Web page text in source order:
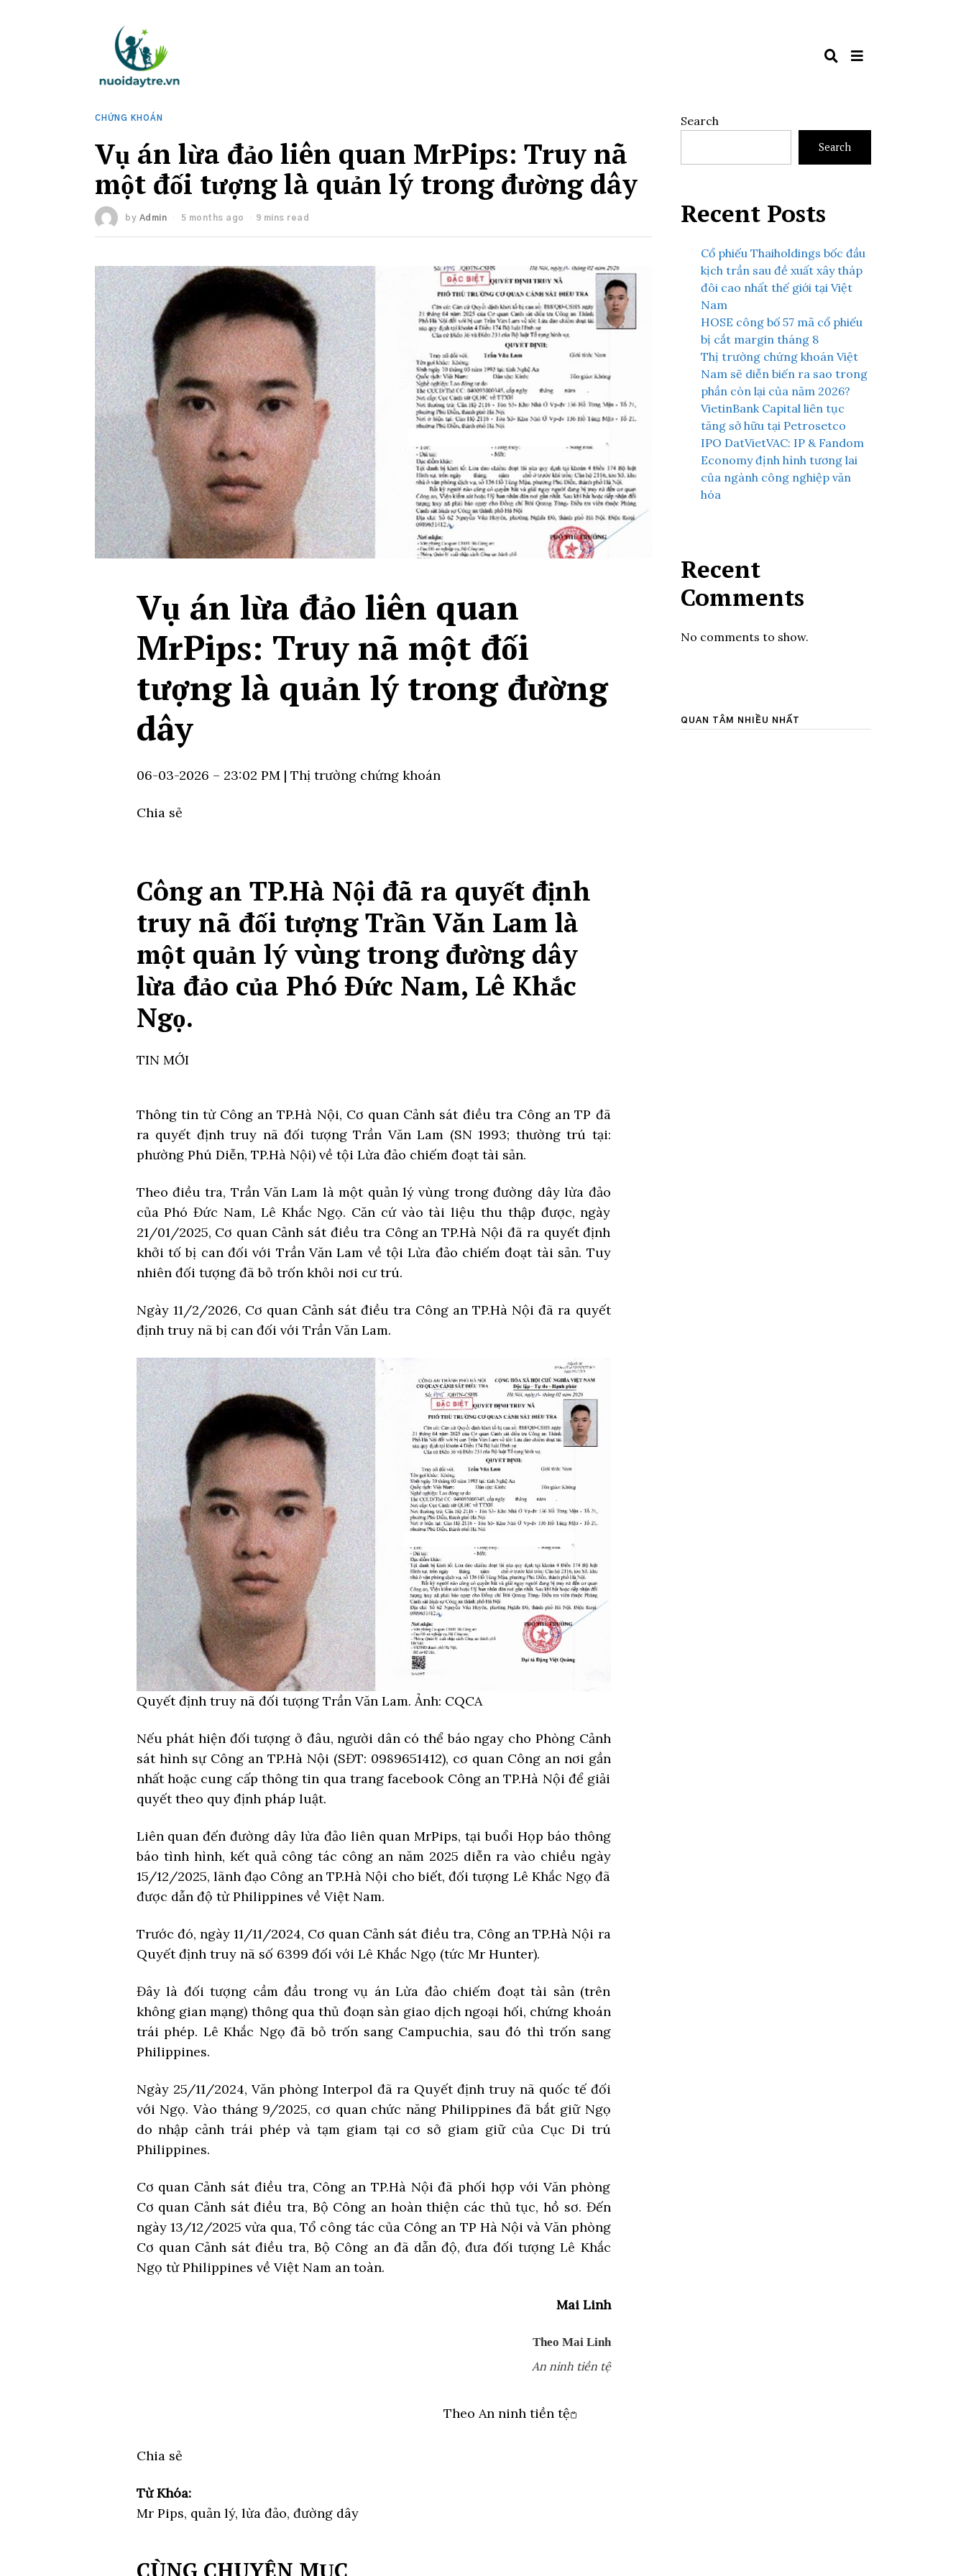
CHỨNG KHOÁN
Vụ án lừa đảo liên quan MrPips: Truy nã
một đối tượng là quản lý trong đường dây
by Admin 5 months ago 9 mins read
Vụ án lừa đảo liên quan
MrPips: Truy nã một đối
tượng là quản lý trong đường
dây
06-03-2026 – 23:02 PM | Thị trường chứng khoán
Chia sẻ
Công an TP.Hà Nội đã ra quyết định
truy nã đối tượng Trần Văn Lam là
một quản lý vùng trong đường dây
lừa đảo của Phó Đức Nam, Lê Khắc
Ngọ.
TIN MỚI
Thông tin từ Công an TP.Hà Nội, Cơ quan Cảnh sát điều tra Công an TP đã
ra quyết định truy nã đối tượng Trần Văn Lam (SN 1993; thường trú tại:
phường Phú Diễn, TP.Hà Nội) về tội Lừa đảo chiếm đoạt tài sản.
Theo điều tra, Trần Văn Lam là một quản lý vùng trong đường dây lừa đảo
của Phó Đức Nam, Lê Khắc Ngọ. Căn cứ vào tài liệu thu thập được, ngày
21/01/2025, Cơ quan Cảnh sát điều tra Công an TP.Hà Nội đã ra quyết định
khởi tố bị can đối với Trần Văn Lam về tội Lừa đảo chiếm đoạt tài sản. Tuy
nhiên đối tượng đã bỏ trốn khỏi nơi cư trú.
Ngày 11/2/2026, Cơ quan Cảnh sát điều tra Công an TP.Hà Nội đã ra quyết
định truy nã bị can đối với Trần Văn Lam.
Quyết định truy nã đối tượng Trần Văn Lam. Ảnh: CQCA
Nếu phát hiện đối tượng ở đâu, người dân có thể báo ngay cho Phòng Cảnh
sát hình sự Công an TP.Hà Nội (SĐT: 0989651412), cơ quan Công an nơi gần
nhất hoặc cung cấp thông tin qua trang facebook Công an TP.Hà Nội để giải
quyết theo quy định pháp luật.
Liên quan đến đường dây lừa đảo liên quan MrPips, tại buổi Họp báo thông
báo tình hình, kết quả công tác công an năm 2025 diễn ra vào chiều ngày
15/12/2025, lãnh đạo Công an TP.Hà Nội cho biết, đối tượng Lê Khắc Ngọ đã
được dẫn độ từ Philippines về Việt Nam.
Trước đó, ngày 11/11/2024, Cơ quan Cảnh sát điều tra, Công an TP.Hà Nội ra
Quyết định truy nã số 6399 đối với Lê Khắc Ngọ (tức Mr Hunter).
Đây là đối tượng cầm đầu trong vụ án Lừa đảo chiếm đoạt tài sản (trên
không gian mạng) thông qua thủ đoạn sàn giao dịch ngoại hối, chứng khoán
trái phép. Lê Khắc Ngọ đã bỏ trốn sang Campuchia, sau đó thì trốn sang
Philippines.
Ngày 25/11/2024, Văn phòng Interpol đã ra Quyết định truy nã quốc tế đối
với Ngọ. Vào tháng 9/2025, cơ quan chức năng Philippines đã bắt giữ Ngọ
do nhập cảnh trái phép và tạm giam tại cơ sở giam giữ của Cục Di trú
Philippines.
Cơ quan Cảnh sát điều tra, Công an TP.Hà Nội đã phối hợp với Văn phòng
Cơ quan Cảnh sát điều tra, Bộ Công an hoàn thiện các thủ tục, hồ sơ. Đến
ngày 13/12/2025 vừa qua, Tổ công tác của Công an TP Hà Nội và Văn phòng
Cơ quan Cảnh sát điều tra, Bộ Công an đã dẫn độ, đưa đối tượng Lê Khắc
Ngọ từ Philippines về Việt Nam an toàn.
Mai Linh
Theo Mai Linh
An ninh tiền tệ
Theo An ninh tiền tệ
Chia sẻ
Từ Khóa:
Mr Pips, quản lý, lừa đảo, đường dây
CÙNG CHUYÊN MỤC
Search
Search
Recent Posts
Cổ phiếu Thaiholdings bốc đầu
kịch trần sau đề xuất xây tháp
đôi cao nhất thế giới tại Việt
Nam
HOSE công bố 57 mã cổ phiếu
bị cắt margin tháng 8
Thị trường chứng khoán Việt
Nam sẽ diễn biến ra sao trong
phần còn lại của năm 2026?
VietinBank Capital liên tục
tăng sở hữu tại Petrosetco
IPO DatVietVAC: IP & Fandom
Economy định hình tương lai
của ngành công nghiệp văn
hóa
Recent
Comments
No comments to show.
QUAN TÂM NHIỀU NHẤT